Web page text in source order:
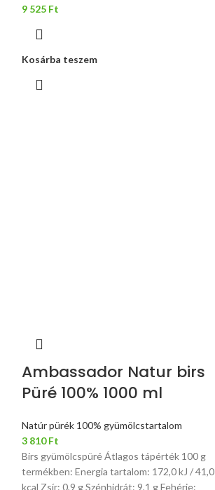
9 525 Ft
Kosárba teszem
Ambassador Natur birs
Püré 100% 1000 ml
Natúr pürék 100% gyümölcstartalom
3 810Ft
Birs gyümölcspüré Átlagos tápérték 100 g
termékben: Energia tartalom: 172,0 kJ / 41,0
kcal Zsír: 0,9 g Szénhidrát: 9,1 g Fehérje: